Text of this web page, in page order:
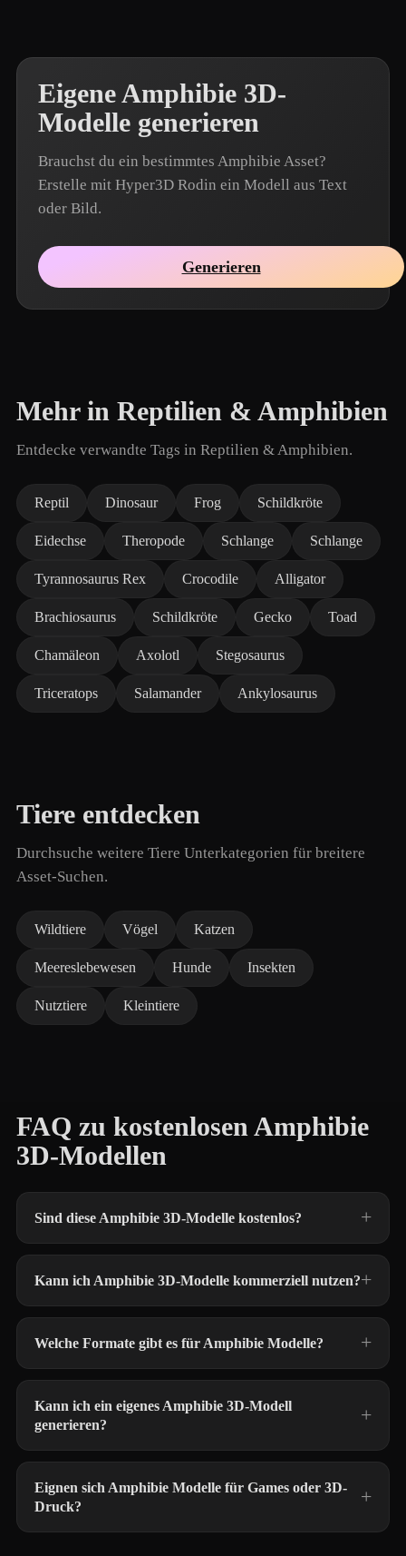
Eigene Amphibie 3D-
Modelle generieren
Brauchst du ein bestimmtes Amphibie Asset?
Erstelle mit Hyper3D Rodin ein Modell aus Text
oder Bild.
Generieren
Mehr in Reptilien & Amphibien
Entdecke verwandte Tags in Reptilien & Amphibien.
Reptil Dinosaur Frog Schildkröte
Eidechse Theropode Schlange Schlange
Tyrannosaurus Rex Crocodile Alligator
Brachiosaurus Schildkröte Gecko Toad
Chamäleon Axolotl Stegosaurus
Triceratops Salamander Ankylosaurus
Tiere entdecken
Durchsuche weitere Tiere Unterkategorien für breitere
Asset-Suchen.
Wildtiere Vögel Katzen
Meereslebewesen Hunde Insekten
Nutztiere Kleintiere
FAQ zu kostenlosen Amphibie
3D-Modellen
Sind diese Amphibie 3D-Modelle kostenlos?
Kann ich Amphibie 3D-Modelle kommerziell nutzen?
Welche Formate gibt es für Amphibie Modelle?
Kann ich ein eigenes Amphibie 3D-Modell
generieren?
Eignen sich Amphibie Modelle für Games oder 3D-
Druck?